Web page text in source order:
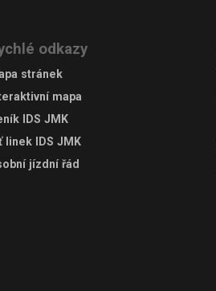
odkazy
stránek
mapa
IDS JMK
linek IDS JMK
jízdní řád